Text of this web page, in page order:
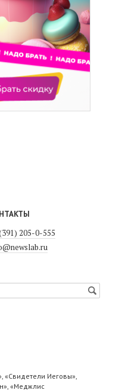
205-0-555
Иеговы»,
«Меджлис